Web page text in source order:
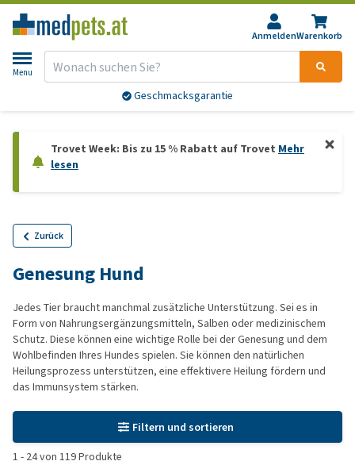
AnmeldenWarenkorb
Menu
Geschmacksgarantie
Trovet Week: Bis zu 15 % Rabatt auf Trovet Mehr
lesen
Zurück
Genesung Hund
Jedes Tier braucht manchmal zusätzliche Unterstützung. Sei es in
Form von Nahrungsergänzungsmitteln, Salben oder medizinischem
Schutz. Diese können eine wichtige Rolle bei der Genesung und dem
Wohlbefinden Ihres Hundes spielen. Sie können den natürlichen
Heilungsprozess unterstützen, eine effektivere Heilung fördern und
das Immunsystem stärken.
Filtern und sortieren
1 - 24von 119Produkte